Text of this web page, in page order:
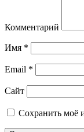
Комментарий
Имя *
Email *
Сайт
Сохранить моё